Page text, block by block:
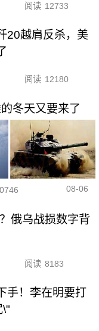
阅读 12733
20越肩反杀，美
阅读 12180
冬天又要来了
08-06
俄乌战损数字背
阅读 8183
手！李在明要打
\"